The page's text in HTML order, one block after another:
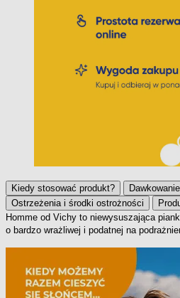
Kiedy stosować produkt? Dawkowanie
Ostrzeżenia i środki ostrożności
Kiedy stosować
Homme od Vichy to niewysuszająca
o bardzo wrażliwej i podatnej na